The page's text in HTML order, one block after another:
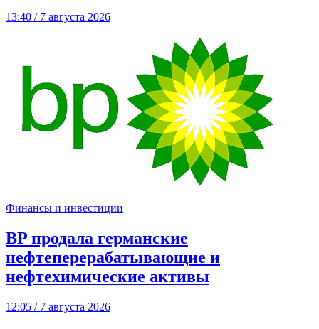
13:40 / 7 августа 2026
Финансы и инвестиции
BP продала германские
нефтеперерабатывающие и
нефтехимические активы
12:05 / 7 августа 2026